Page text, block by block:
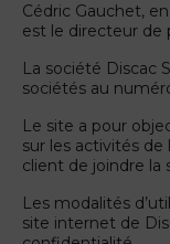
Cédric Gauchet,
est le directeur de
La société Discac
sociétés au
Le site a pour
sur les activités
client de joindre la
Les modalités
site internet de